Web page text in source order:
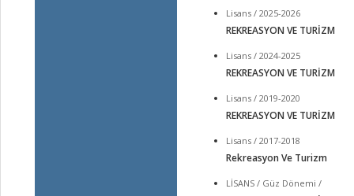
Lisans / 2025-2026
REKREASYON VE TURİZM
Lisans / 2024-2025
REKREASYON VE TURİZM
Lisans / 2019-2020
REKREASYON VE TURİZM
Lisans / 2017-2018
Rekreasyon Ve Turizm
LİSANS / Güz Dönemi /